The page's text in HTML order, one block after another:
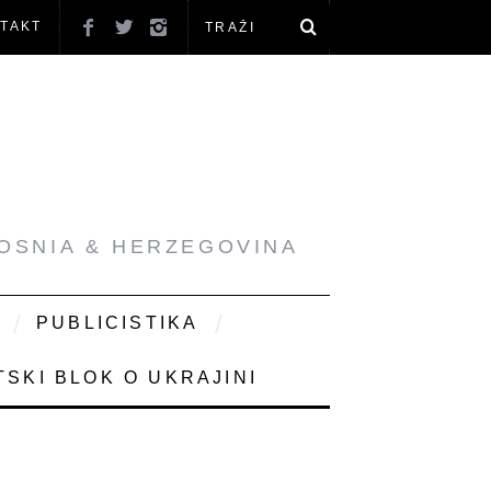
& HERZEGOVINA
PUBLICISTIKA
BLOK O UKRAJINI